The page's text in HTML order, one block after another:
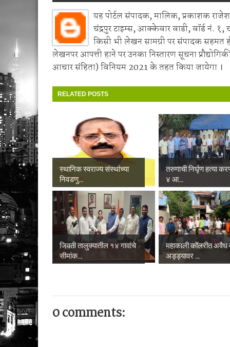
यह पोर्टल संपादक, मालिक, प्रकाशक राजेश
चंद्रपुर टाइम्स, आक्केवार वाडी, वॉर्ड नं. १,
किसी भी लेखन सामग्री पर संपादक सहमत
लेखनपर आपत्ती हाने पर उनका निस्तारण सूचना
आचार संहिता) विनियम 2021 के तहत किया जायेगा ।
RELATED POSTS
स्थानिक स्वराज्य संस्थांच्या
निवडणु...
तरुणाची निर्घृण हत्या
४ आ...
जिवती तालुक्यातील १४ गावांचे
सीमांक...
महाकाली कॉलरीत अवैध
अड्ड्यावर ...
0 comments: